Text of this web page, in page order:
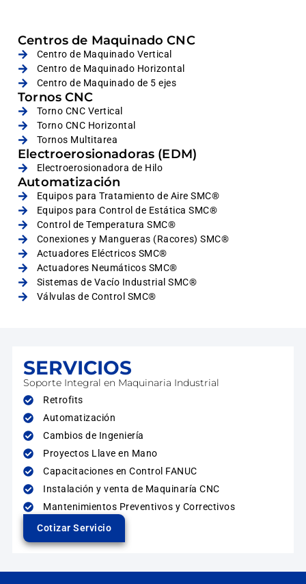
Centros de Maquinado CNC
Centro de Maquinado Vertical
Centro de Maquinado Horizontal
Centro de Maquinado de 5 ejes
Tornos CNC
Torno CNC Vertical
Torno CNC Horizontal
Tornos Multitarea
Electroerosionadoras (EDM)
Electroerosionadora de Hilo
Automatización
Equipos para Tratamiento de Aire SMC®
Equipos para Control de Estática SMC®
Control de Temperatura SMC®
Conexiones y Mangueras (Racores) SMC®
Actuadores Eléctricos SMC®
Actuadores Neumáticos SMC®
Sistemas de Vacío Industrial SMC®
Válvulas de Control SMC®
SERVICIOS
Soporte Integral en Maquinaria Industrial
Retrofits
Automatización
Cambios de Ingeniería
Proyectos Llave en Mano
Capacitaciones en Control FANUC
Instalación y venta de Maquinaría CNC
Mantenimientos Preventivos y Correctivos
Cotizar Servicio